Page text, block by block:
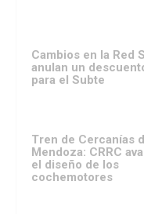
Cambios en la Red
anulan un
para el Subte
Tren de Cercanías
Mendoza: CRRC
el diseño de los
cochemotores